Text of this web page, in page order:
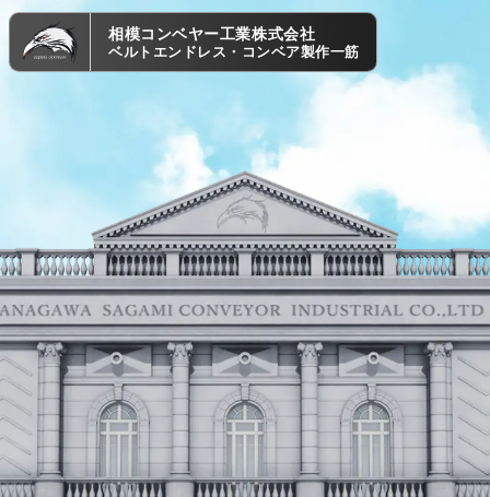
相模コンベヤー工業株式会社
ベルトエンドレス・コンベア製作一筋